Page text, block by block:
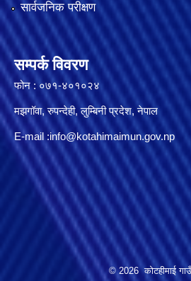
सार्वजनिक परीक्षण
सम्पर्क विवरण
फोन : ०७१-४०१०२४
मझगॉवा, रुपन्देही, लुम्बिनी प्रदेश, नेपाल
E-mail :info@kotahimaimun.gov.np
© 2026 कोटहीमाई